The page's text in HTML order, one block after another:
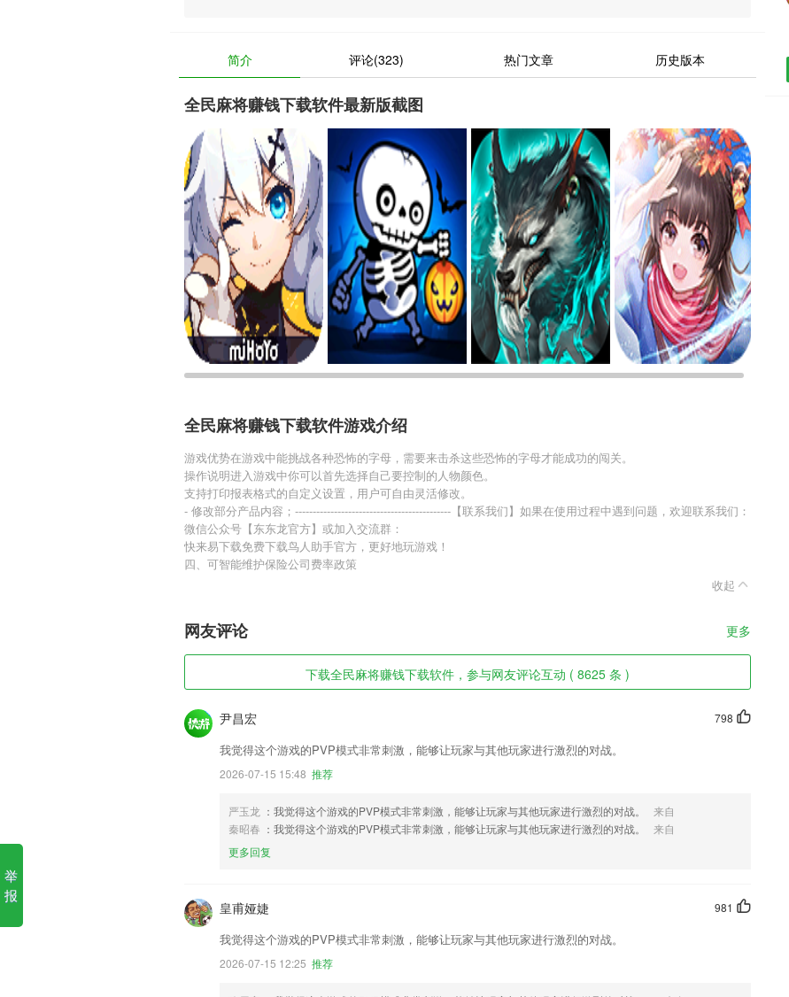
简介 评论(323) 热门文章 历史版本
全民麻将赚钱下载软件最新版截图
全民麻将赚钱下载软件游戏介绍
游戏优势在游戏中能挑战各种恐怖的字母，需要来击杀这些恐怖的字母才能成功的闯关。
操作说明进入游戏中你可以首先选择自己要控制的人物颜色。
支持打印报表格式的自定义设置，用户可自由灵活修改。
- 修改部分产品内容；--------------------------------------------【联系我们】如果在使用过程中遇到问题，欢迎联系我们：
微信公众号【东东龙官方】或加入交流群：
快来易下载免费下载鸟人助手官方，更好地玩游戏！
四、可智能维护保险公司费率政策
收起
网友评论 更多
下载全民麻将赚钱下载软件，参与网友评论互动 ( 8625 条 )
798
尹昌宏
我觉得这个游戏的PVP模式非常刺激，能够让玩家与其他玩家进行激烈的对战。
2026-07-15 15:48 推荐
严玉龙 ：我觉得这个游戏的PVP模式非常刺激，能够让玩家与其他玩家进行激烈的对战。
来自
秦昭春 ：我觉得这个游戏的PVP模式非常刺激，能够让玩家与其他玩家进行激烈的对战。
来自
更多回复
981
皇甫娅婕
我觉得这个游戏的PVP模式非常刺激，能够让玩家与其他玩家进行激烈的对战。
2026-07-15 12:25 推荐
举
报